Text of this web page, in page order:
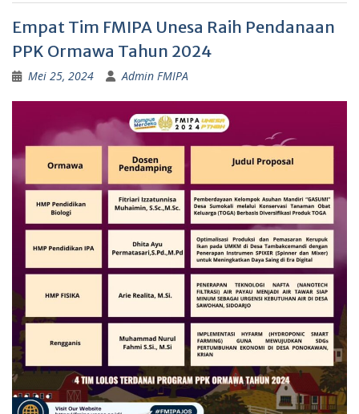
Empat Tim FMIPA Unesa Raih Pendanaan
PPK Ormawa Tahun 2024
Mei 25, 2024 Admin FMIPA